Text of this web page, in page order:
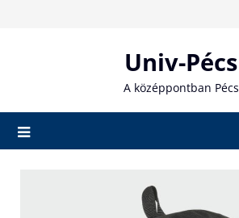
Univ-Pécs
A középpontban Pécs